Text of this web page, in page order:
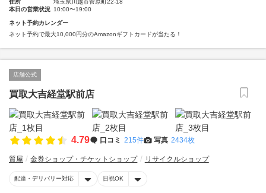
住所
埼玉県川越市菅原町22-18
本日の営業状況 10:00〜19:00
ネット予約カレンダー
ネット予約で最大10,000円分のAmazonギフトカードが当たる！
店舗公式
買取大吉経堂駅前店
4.79 口コミ 215件 写真 2434枚
質屋 金券ショップ・チケットショップ リサイクルショップ
配達・デリバリー対応 日祝OK